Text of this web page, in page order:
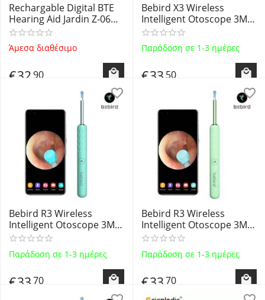
Rechargable Digital BTE
Hearing Aid Jardin Z-06
Blue - Επαναφορτιζόμενο
Ψηφιακό Ακουστικό
Ενίσχυσης Ακοής -
Προγράμματα
Άμεσα διαθέσιμο
€3290
Bebird X3 Wireless
Intelligent Otoscope 3MP
Lens 3.5mm -
Επαναφορτιζόμενο
ωτοσκόπιο WiFi με
κάμερα 3MP & εφαρμογή
για smartphone
Παράδοση σε 1-3 ημέρες
€33 50
Bebird R3 Wireless
Intelligent Otoscope 3MP
Lens 3.5mm -
Επαναφορτιζόμενο
ωτοσκόπιο WiFi με
κάμερα 3MP & εφαρμογή
για smartphone - BLUE
Παράδοση σε 1-3 ημέρες
€3370
Bebird R3 Wireless
Intelligent Otoscope 3MP
Lens 3.5mm -
Επαναφορτιζόμενο
ωτοσκόπιο WiFi με
κάμερα 3MP & εφαρμογή
για smartphone - GREEN
Παράδοση σε 1-3 ημέρες
€3370